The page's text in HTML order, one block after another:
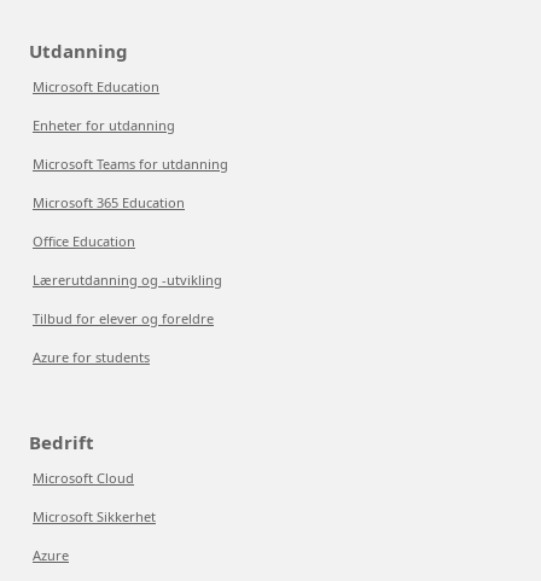
Utdanning
Microsoft Education
Enheter for utdanning
Microsoft Teams for utdanning
Microsoft 365 Education
Office Education
Lærerutdanning og -utvikling
Tilbud for elever og foreldre
Azure for students
Bedrift
Microsoft Cloud
Microsoft Sikkerhet
Azure